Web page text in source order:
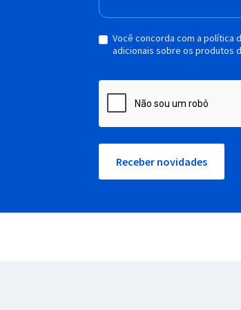
Você concorda com a política
adicionais sobre os produtos
Receber novidades